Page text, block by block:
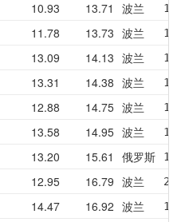
10.93 13.71 波兰
11.78 13.73 波兰
13.09 14.13 波兰
13.31 14.38 波兰
12.88 14.75 波兰
13.58 14.95 波兰
13.20 15.61 俄罗斯
12.95 16.79 波兰
14.47 16.92 波兰